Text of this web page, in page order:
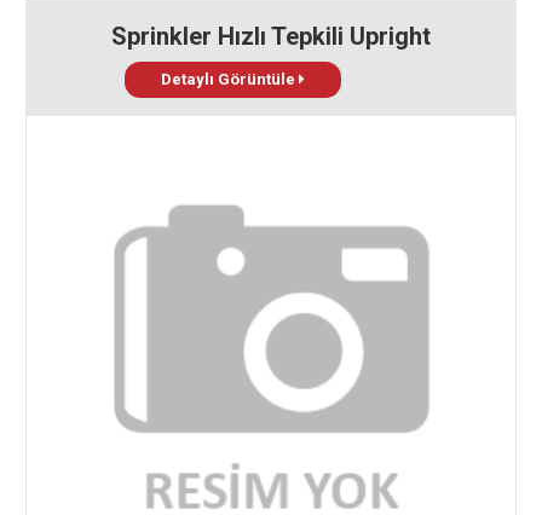
Sprinkler Hızlı Tepkili Upright
Detaylı Görüntüle